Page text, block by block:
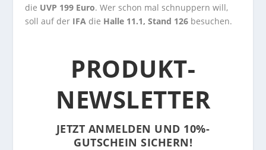
die UVP 199 Euro. Wer schon mal schnuppern will,
soll auf der IFA die Halle 11.1, Stand 126 besuchen.
PRODUKT-
NEWSLETTER
JETZT ANMELDEN UND 10%-
GUTSCHEIN SICHERN!